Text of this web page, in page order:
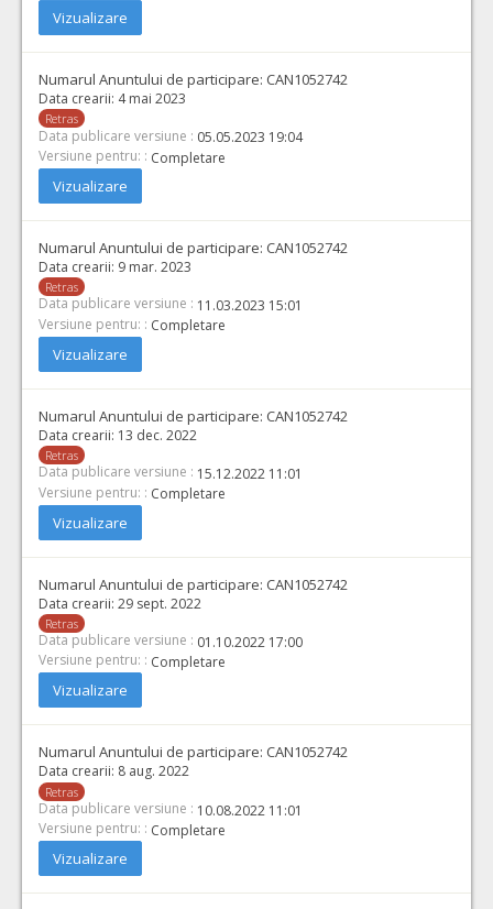
Vizualizare
Numarul Anuntului de participare: CAN1052742
Data crearii: 4 mai 2023
Retras
Data publicare versiune : 05.05.2023 19:04
Versiune pentru: : Completare
Vizualizare
Numarul Anuntului de participare: CAN1052742
Data crearii: 9 mar. 2023
Retras
Data publicare versiune : 11.03.2023 15:01
Versiune pentru: : Completare
Vizualizare
Numarul Anuntului de participare: CAN1052742
Data crearii: 13 dec. 2022
Retras
Data publicare versiune : 15.12.2022 11:01
Versiune pentru: : Completare
Vizualizare
Numarul Anuntului de participare: CAN1052742
Data crearii: 29 sept. 2022
Retras
Data publicare versiune : 01.10.2022 17:00
Versiune pentru: : Completare
Vizualizare
Numarul Anuntului de participare: CAN1052742
Data crearii: 8 aug. 2022
Retras
Data publicare versiune : 10.08.2022 11:01
Versiune pentru: : Completare
Vizualizare